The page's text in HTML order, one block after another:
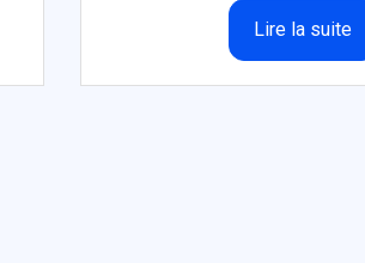
Lire la suite